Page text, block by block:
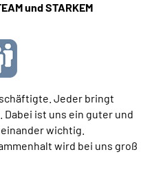
und STARKEM
Jeder bringt
ist uns ein guter und
wichtig.
wird bei uns groß